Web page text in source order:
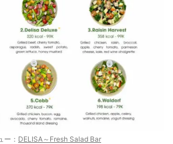
ー： DELISA～Fresh Salad Bar